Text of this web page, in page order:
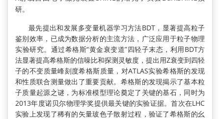
研。
最先提出和发展多变量机器学习方法BDT，显著提高粒子
鉴别效率，已成为数据分析的主流方法，广泛应用于粒子物理
实验研究。通过希格斯“黄金衰变道”四轻子末态，利用BDT方
法显著提高希格斯的信噪比和探测灵敏度，提出用Z衰变到四轻
子的不变质量峰刻度希格斯质量，对ATLAS实验希格斯的发现
和性质联合测量做出了重要贡献。希格斯的发现揭示了基本粒
子质量起源之谜，为标准模型理论奠定了关键的基石，同时为
2013年度诺贝尔物理学奖提供最关键的实验证据。首次在LHC
实验上发现了稀有的矢量玻色子散射过程，验证了希格斯的幺